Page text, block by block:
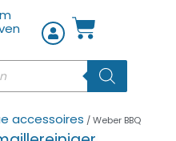
accessoires / Weber BBQ